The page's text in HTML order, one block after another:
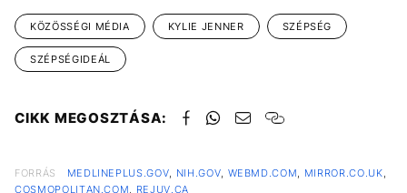
KÖZÖSSÉGI MÉDIA KYLIE JENNER SZÉPSÉG
SZÉPSÉGIDEÁL
CIKK MEGOSZTÁSA:
FORRÁS MEDLINEPLUS.GOV NIH.GOV WEBMD.COM MIRROR.CO.UK
COSMOPOLITAN.COM
REJUV.CA